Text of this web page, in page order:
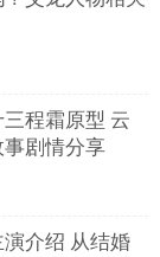
程霜原型 云
剧情分享
介绍 从结婚